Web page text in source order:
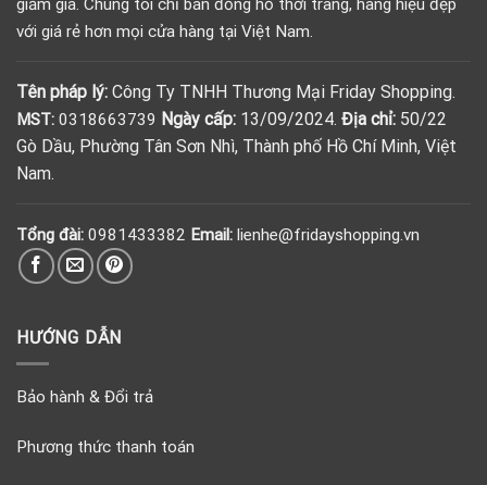
với giá rẻ hơn mọi cửa hàng tại Việt Nam.
Tên pháp lý: Công Ty TNHH Thương Mại Friday Shopping.
MST: 0318663739 Ngày cấp: 13/09/2024. Địa chỉ: 50/22
Gò Dầu, Phường Tân Sơn Nhì, Thành phố Hồ Chí Minh, Việt
Nam.
Tổng đài: 0981433382 Email: lienhe@fridayshopping.vn
HƯỚNG DẪN
Bảo hành & Đổi trả
Phương thức thanh toán